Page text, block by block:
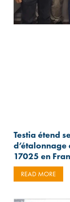
Testia étend
d’étalonnage
17025 en
READ MORE